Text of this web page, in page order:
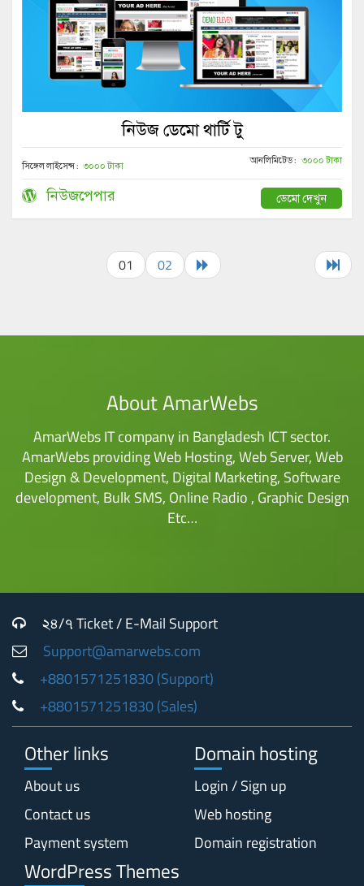
নিউজ ডেমো থার্টি টু
সিঙ্গেল লাইসেন্স : ৩০০০ টাকা আনলিমিটেড : ৩০০০ টাকা
নিউজপেপার ডেমো দেখুন
01 02
About AmarWebs
AmarWebs IT company in Bangladesh ICT sector.
AmarWebs providing Web Hosting, Web Server, Web
Design & Development, Digital Marketing, Software
development, Bulk SMS, Online Radio , Graphic Design
Etc…
২৪/৭ Ticket / E-Mail Support
Support@amarwebs.com
+8801571251830 (Support)
+8801571251830 (Sales)
Other links
About us
Contact us
Payment system
Domain hosting
Login / Sign up
Web hosting
Domain registration
WordPress Themes